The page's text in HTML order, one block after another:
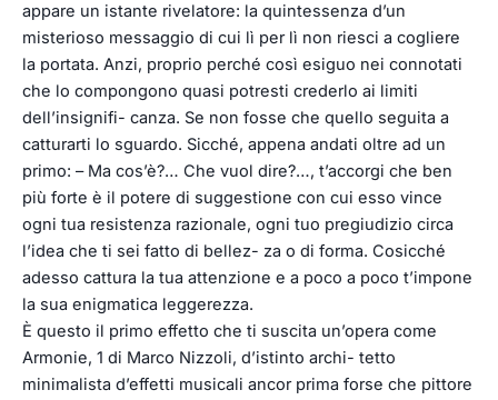
appare un istante rivelatore: la quintessenza d’un
misterioso messaggio di cui lì per lì non riesci a cogliere
la portata. Anzi, proprio perché così esiguo nei connotati
che lo compongono quasi potresti crederlo ai limiti
dell’insignifi- canza. Se non fosse che quello seguita a
catturarti lo sguardo. Sicché, appena andati oltre ad un
primo: – Ma cos’è?… Che vuol dire?…, t’accorgi che ben
più forte è il potere di suggestione con cui esso vince
ogni tua resistenza razionale, ogni tuo pregiudizio circa
l’idea che ti sei fatto di bellez- za o di forma. Cosicché
adesso cattura la tua attenzione e a poco a poco t’impone
la sua enigmatica leggerezza.
È questo il primo effetto che ti suscita un’opera come
Armonie, 1 di Marco Nizzoli, d’istinto archi- tetto
minimalista d’effetti musicali ancor prima forse che pittore